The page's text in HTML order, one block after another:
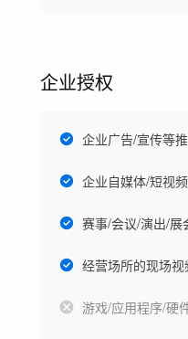
企业授权
企业广告/宣传等
企业自媒体/短视
赛事/会议/演出/展
经营场所的现场
游戏/应用程序/硬